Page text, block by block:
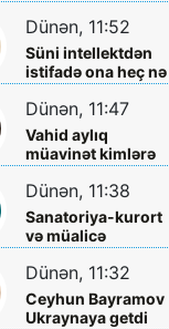
Dünən, 11:52
Süni intellektdən
istifadə ona heç nə
qazandırmadı...
Dünən, 11:47
Vahid aylıq
müavinət kimlərə
verilir? - Dövlət
Komitəsindən
açıqlama vahid-
ayliq-muavinet-
kimlere-verilir
Dünən, 11:38
Sanatoriya-kurort
və müalicə
mərkəzlərinə yola
salındılar
Dünən, 11:32
Ceyhun Bayramov
Ukraynaya getdi